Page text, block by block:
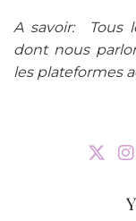
A savoir: Tous
dont nous
les plateformes